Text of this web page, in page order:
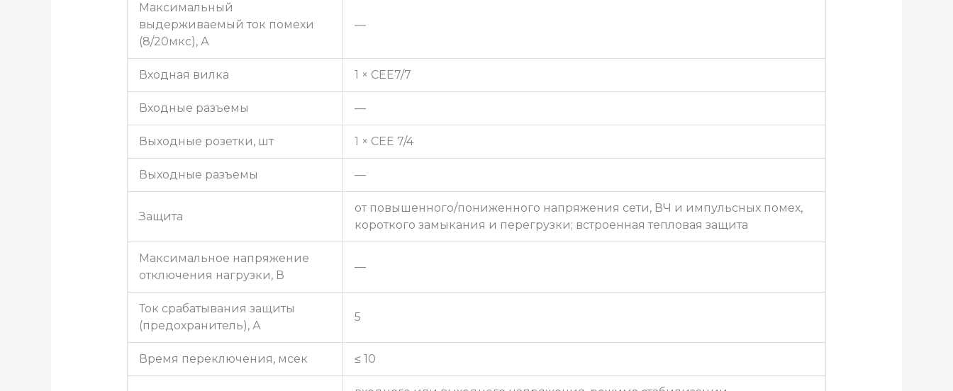
Максимальный
выдерживаемый ток помехи
(8/20мкс), А
—
Входная вилка 1 × СЕЕ7/7
Входные разъемы —
Выходные розетки, шт 1 × CEE 7/4
Выходные разъемы —
Защита
от повышенного/пониженного напряжения сети, ВЧ и импульсных помех,
короткого замыкания и перегрузки; встроенная тепловая защита
Максимальное напряжение
отключения нагрузки, В
—
Ток срабатывания защиты
(предохранитель), А
5
Время переключения, мсек ≤ 10